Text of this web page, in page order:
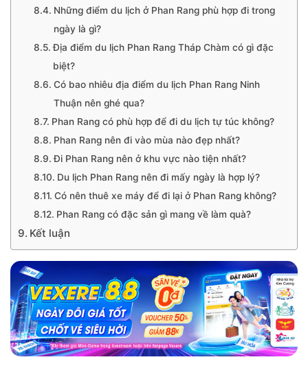
Những điểm du lịch ở Phan Rang phù hợp đi trong
ngày là gì?
Địa điểm du lịch Phan Rang Tháp Chàm có gì đặc
biệt?
Có bao nhiêu địa điểm du lịch Phan Rang Ninh
Thuận nên ghé qua?
Phan Rang có phù hợp để đi du lịch tự túc không?
Phan Rang nên đi vào mùa nào đẹp nhất?
Đi Phan Rang nên ở khu vực nào tiện nhất?
Du lịch Phan Rang nên đi mấy ngày là hợp lý?
Có nên thuê xe máy để đi lại ở Phan Rang không?
Phan Rang có đặc sản gì mang về làm quà?
Kết luận